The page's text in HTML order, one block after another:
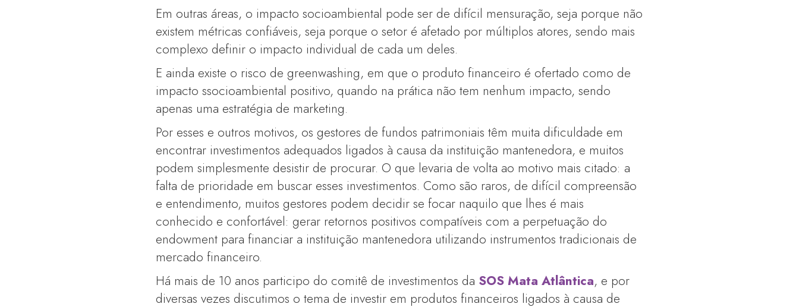
Em outras áreas, o impacto socioambiental pode ser de difícil mensuração, seja porque não
existem métricas confiáveis, seja porque o setor é afetado por múltiplos atores, sendo mais
complexo definir o impacto individual de cada um deles.
E ainda existe o risco de greenwashing, em que o produto financeiro é ofertado como de
impacto ssocioambiental positivo, quando na prática não tem nenhum impacto, sendo
apenas uma estratégia de marketing.
Por esses e outros motivos, os gestores de fundos patrimoniais têm muita dificuldade em
encontrar investimentos adequados ligados à causa da instituição mantenedora, e muitos
podem simplesmente desistir de procurar. O que levaria de volta ao motivo mais citado: a
falta de prioridade em buscar esses investimentos. Como são raros, de difícil compreensão
e entendimento, muitos gestores podem decidir se focar naquilo que lhes é mais
conhecido e confortável: gerar retornos positivos compatíveis com a perpetuação do
endowment para financiar a instituição mantenedora utilizando instrumentos tradicionais de
mercado financeiro.
Há mais de 10 anos participo do comitê de investimentos da SOS Mata Atlântica, e por
diversas vezes discutimos o tema de investir em produtos financeiros ligados à causa de